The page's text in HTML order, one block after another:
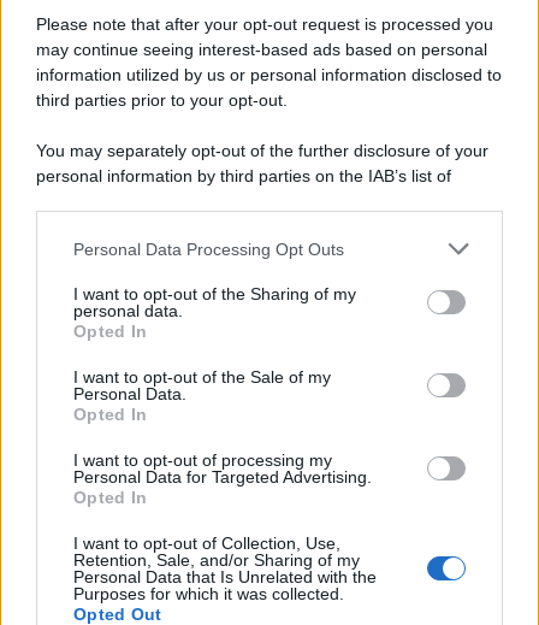
Please note that after your opt-out request is processed you
may continue seeing interest-based ads based on personal
information utilized by us or personal information disclosed to
third parties prior to your opt-out.
You may separately opt-out of the further disclosure of your
personal information by third parties on the IAB’s list of
This information may also be disclosed by us to third parties
disclose it to other third parties.
Please note that this website/app uses one or more Google
services and may gather and store information including but
not limited to your visit or usage behaviour. You may click to
grant or deny consent to Google and its third-party tags to
consent section.
Personal Data Processing Opt Outs
I want to opt-out of the Sharing of my
personal data.
Opted In
I want to opt-out of the Sale of my
Personal Data.
Opted In
I want to opt-out of processing my
Personal Data for Targeted Advertising.
Opted In
I want to opt-out of Collection, Use,
Retention, Sale, and/or Sharing of my
Personal Data that Is Unrelated with the
Purposes for which it was collected.
Opted Out
Il ricordo /Le radici di Francesco
Una domenica di settembre con Guccini nella sua casa a Pàvana,
tra ricordi del premio Tenco, la gara di disegni con Andrea
Pazienza sulle tovaglie di carta, il rapporto con i fan che
L'album /
"Timeless", il nuovo album postumo di Prince
racconta quattro decenni di creatività
L'inaugurazione /
Musica /Love Sensation, il primo duetto di Madonna e Kylie
Minogue